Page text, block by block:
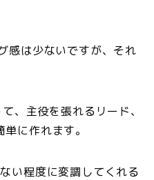
感は少ないですが、それ
、主役を張れるリード、
に作れます。
い程度に変調してくれる